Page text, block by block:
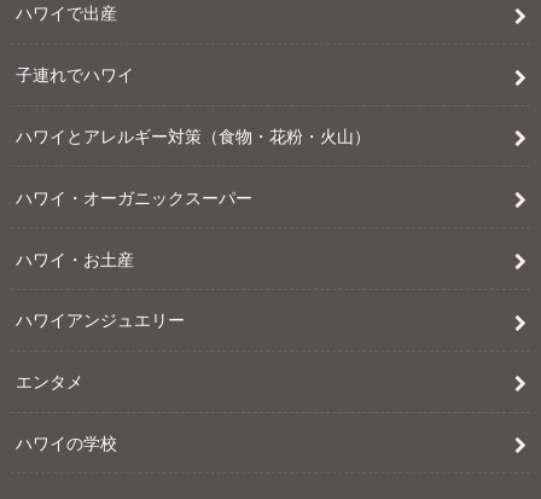
ハワイで出産
子連れでハワイ
ハワイとアレルギー対策（食物・花粉・火山）
ハワイ・オーガニックスーパー
ハワイ・お土産
ハワイアンジュエリー
エンタメ
ハワイの学校